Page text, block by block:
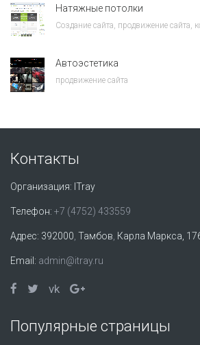
Натяжные потолки
Создание сайта, продвижение сайта,
Автоэстетика
продвижение сайта
Контакты
Организация: ITray
Телефон: +7 (4752) 433559
Адрес: 392000 Тамбов Карла Маркса,
Email: admin@itray.ru
vk
Популярные страницы